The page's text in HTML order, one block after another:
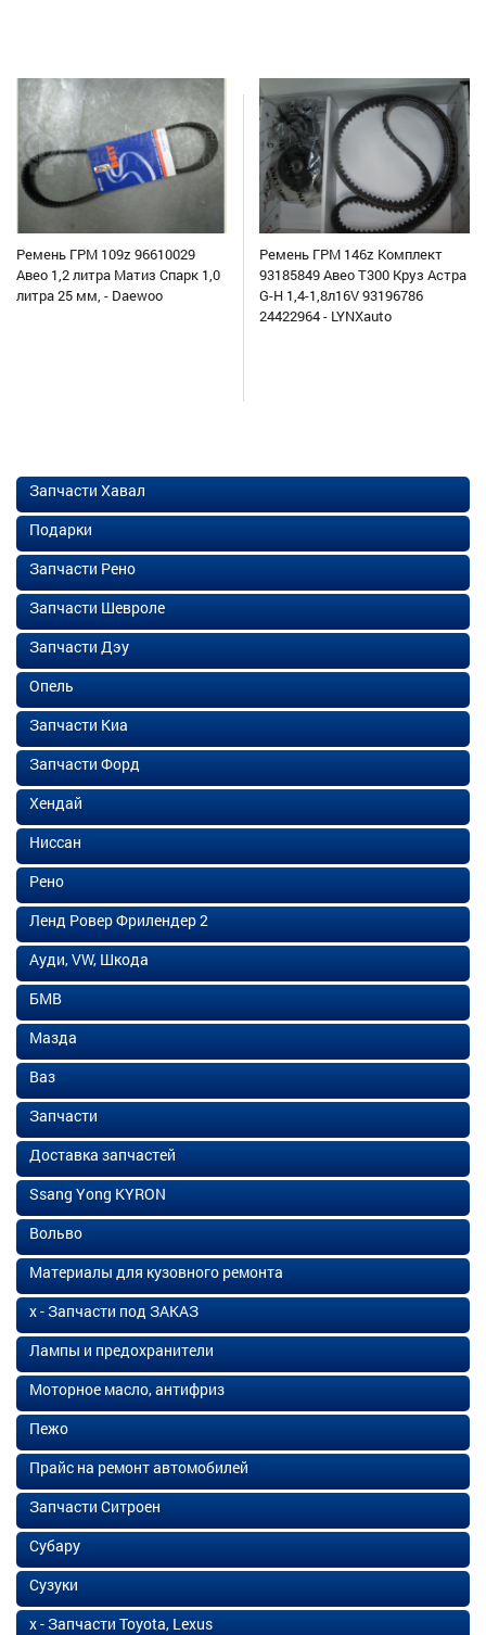
Ремень ГРМ 109z 96610029
Авео 1,2 литра Матиз Спарк 1,0
литра 25 мм, - Daewoo
Ремень ГРМ 146z Комплект
93185849 Авео Т300 Круз Астра
G-H 1,4-1,8л16V 93196786
24422964 - LYNXauto
Запчасти Хавал
Подарки
Запчасти Рено
Запчасти Шевроле
Запчасти Дэу
Опель
Запчасти Киа
Запчасти Форд
Хендай
Ниссан
Рено
Ленд Ровер Фрилендер 2
Ауди, VW, Шкода
БМВ
Мазда
Ваз
Запчасти
Доставка запчастей
Ssang Yong KYRON
Вольво
Материалы для кузовного ремонта
х - Запчасти под ЗАКАЗ
Лампы и предохранители
Моторное масло, антифриз
Пежо
Прайс на ремонт автомобилей
Запчасти Ситроен
Субару
Сузуки
х - Запчасти Toyota, Lexus